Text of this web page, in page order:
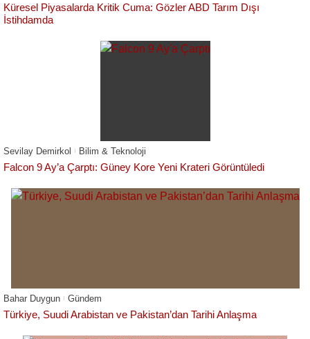
Küresel Piyasalarda Kritik Cuma: Gözler ABD Tarım Dışı
İstihdamda
Sevilay Demirkol Bilim & Teknoloji
Falcon 9 Ay’a Çarptı: Güney Kore Yeni Krateri Görüntüledi
Bahar Duygun Gündem
Türkiye, Suudi Arabistan ve Pakistan’dan Tarihi Anlaşma